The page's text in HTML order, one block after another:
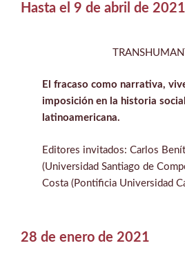
Hasta el 9 de abril de 2021
El fracaso como narrativa,
imposición en la historia
latinoamericana.
Editores invitados: Carlos
(Universidad Santiago de
Costa (Pontificia Universidad
28 de enero de 2021